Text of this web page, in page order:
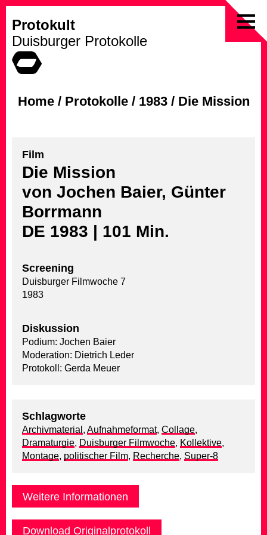
to
Protokult
Duisburger Protokolle
Home/ Protokolle/ 1983/ Die Mission
Film
Die Mission
von Jochen Baier, Günter
Borrmann
DE 1983 | 101 Min.
Screening
Duisburger Filmwoche 7
1983
Diskussion
Podium: Jochen Baier
Moderation: Dietrich Leder
Protokoll: Gerda Meuer
Schlagworte
Archivmaterial , Aufnahmeformat, Collage,
Dramaturgie, Duisburger Filmwoche, Kollektive,
Montage, politischer Film, Recherche, Super-8
Weitere Informationen
Download Originalprotokoll